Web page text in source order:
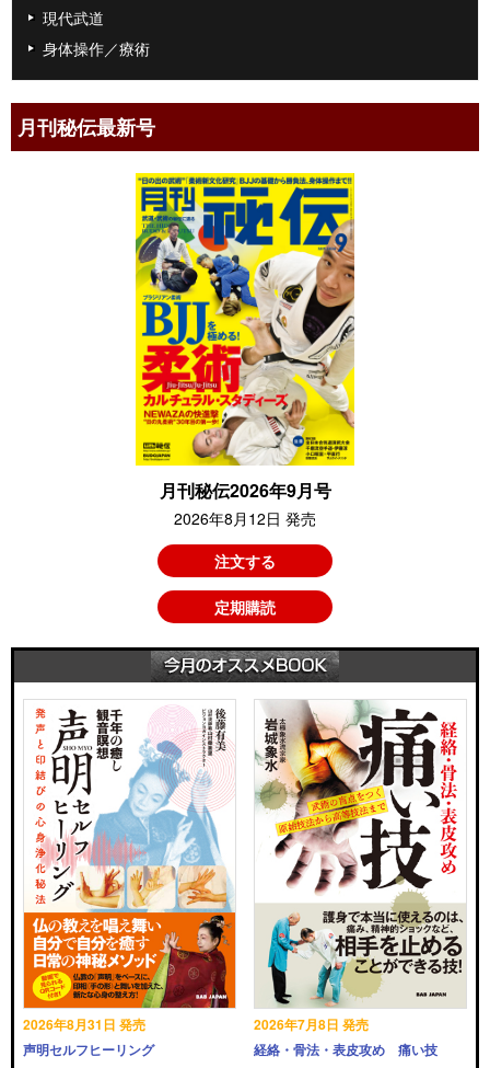
現代武道
身体操作／療術
月刊秘伝最新号
月刊秘伝2026年9月号
2026年8月12日 発売
注文する
定期購読
2026年8月31日 発売
声明セルフヒーリング
2026年7月8日 発売
経絡・骨法・表皮攻め 痛い技